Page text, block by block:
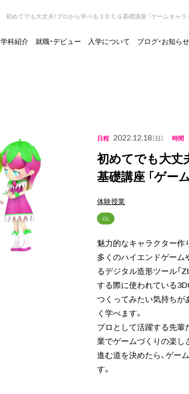
学科紹介 就職・デビュー 入学について ブログ・お知らせ
初めてでも大丈夫！プロから学べる３ＤＣＧ基礎講座 「ゲームキャ
日程 2022.12.18（日） 時間
初めてでも大丈
基礎講座 「ゲー
体験授業
CG
魅力的なキャラクター作
多くのハイエンドゲーム
るデジタル造形ツール「
する際に使われている
つくってみたい気持ちが
く学べます。
プロとして活躍する先輩
業でゲームづくりの楽し
進む道を決めたら、ゲー
す。